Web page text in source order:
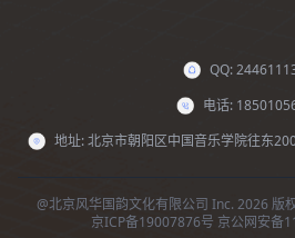
QQ:
电话:
地址: 北京市朝阳区中国音乐学院往东
@北京风华国韵文化有限公司 Inc. 2026 版
京ICP备19007876号 京公网安备